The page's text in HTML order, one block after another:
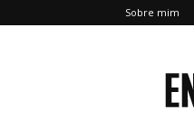
Sobre mim